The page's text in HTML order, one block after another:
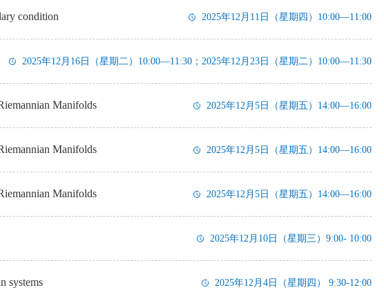
2025年12月11日（星期四）10:00—11:00
condition
2025年12月16日（星期二）10:00—11:30；2025年12月23日（星期二）10:00—11:30
2025年12月5日（星期五）14:00—16:00
Manifolds
2025年12月5日（星期五）14:00—16:00
Manifolds
2025年12月5日（星期五）14:00—16:00
Manifolds
2025年12月10日（星期三）9:00- 10:00
2025年12月4日（星期四） 9:30-12:00
systems